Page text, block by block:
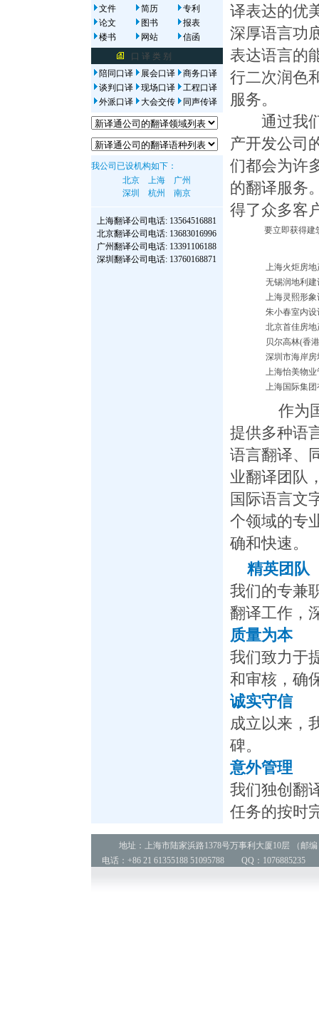
文件
简历
专利
论文
图书
报表
楼书
网站
信函
口 译 类 别
陪同口译
展会口译
商务口译
谈判口译
现场口译
工程口译
外派口译
大会交传 同声传译
我公司已设机构如下：
北京
上海
广州
深圳
杭州 南京
上海翻译公司 电话: 13564516881
北京翻译公司 电话: 13683016996
广州翻译公司 电话: 13391106188
深圳翻译公司 电话: 13760168871
译表达的优
深厚语言功
表达语言的
行二次润色
服务。
通过我们
产开发公司
们都会为许
的翻译服务
得了众多客
要立即获得建
上海火炬房
无锡润地利
上海灵熙形
朱小春室内设
北京首佳房
贝尔高林(香
深圳市海岸
上海怡美物
上海国际集团
作为国
提供多种语
语言翻译、
业翻译团队
国际语言文
个领域的专
确和快速。
精英团队
我们的专兼
翻译工作，
质量为本
我们致力于
和审核，确
诚实守信
成立以来，
碑。
意外管理
我们独创翻
任务的按时
地址：上海市陆家浜路1378号万事利大厦10层 （邮编
电话：+86 21 61355188 51095788 QQ：1076885235